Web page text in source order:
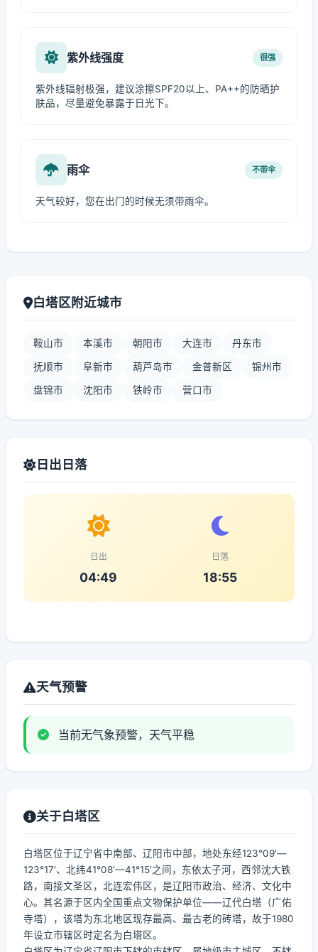
紫外线强度 很强
紫外线辐射极强，建议涂擦SPF20以上、PA++的防晒护
肤品，尽量避免暴露于日光下。
雨伞 不带伞
天气较好，您在出门的时候无须带雨伞。
白塔区附近城市
鞍山市 本溪市 朝阳市 大连市 丹东市
抚顺市 阜新市 葫芦岛市 金普新区 锦州市
盘锦市 沈阳市 铁岭市 营口市
日出日落
日出
04:49
日落
18:55
天气预警
当前无气象预警，天气平稳
关于白塔区
白塔区位于辽宁省中南部、辽阳市中部，地处东经123°09′—
123°17′、北纬41°08′—41°15′之间，东依太子河，西邻沈大铁
路，南接文圣区，北连宏伟区，是辽阳市政治、经济、文化中
心。其名源于区内全国重点文物保护单位——辽代白塔（广佑
寺塔），该塔为东北地区现存最高、最古老的砖塔，故于1980
年设立市辖区时定名为白塔区。